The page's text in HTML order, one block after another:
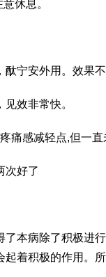
休息。
宁安外用。效果不
效非常快。
痛感减轻点,但一
次好了
本病除了积极进
起着积极的作用。